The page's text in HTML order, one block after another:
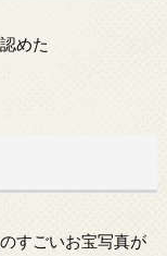
めた
すごいお宝写真が